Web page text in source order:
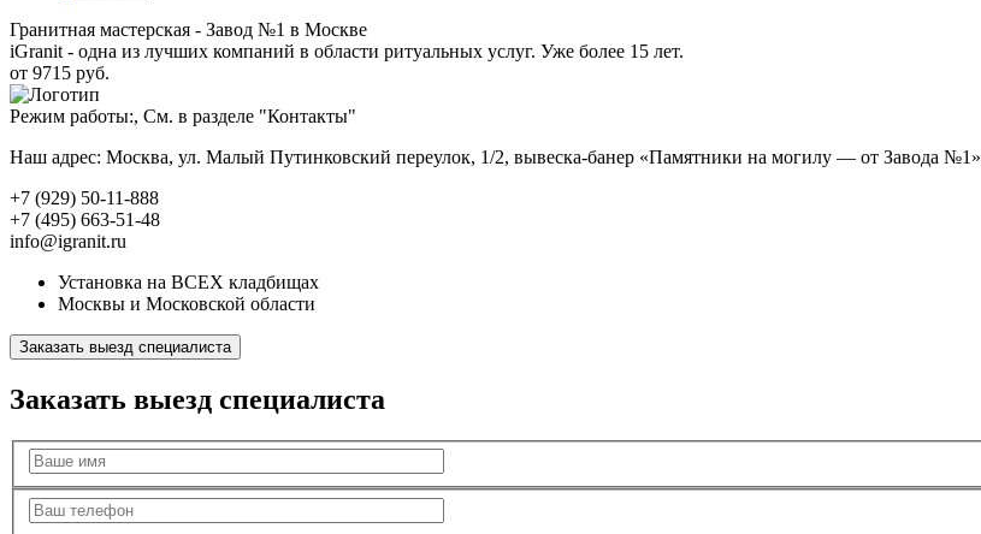
Гранитная мастерская - Завод №1 в Москве
iGranit - одна из лучших компаний в области ритуальных услуг. Уже более 15 лет.
от 9715 руб.
Режим работы:, См. в разделе "Контакты"
Наш адрес: Москва, ул. Малый Путинковский переулок, 1/2, вывеска-банер «Памятники на могилу — от Завода №1»
+7 (929) 50-11-888
+7 (495) 663-51-48
info@igranit.ru
Установка на ВСЕХ кладбищах
Москвы и Московской области
Заказать выезд специалиста
Заказать выезд специалиста